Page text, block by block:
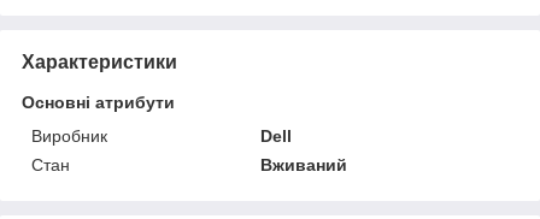
Характеристики
Основні атрибути
Виробник
Dell
Стан
Вживаний